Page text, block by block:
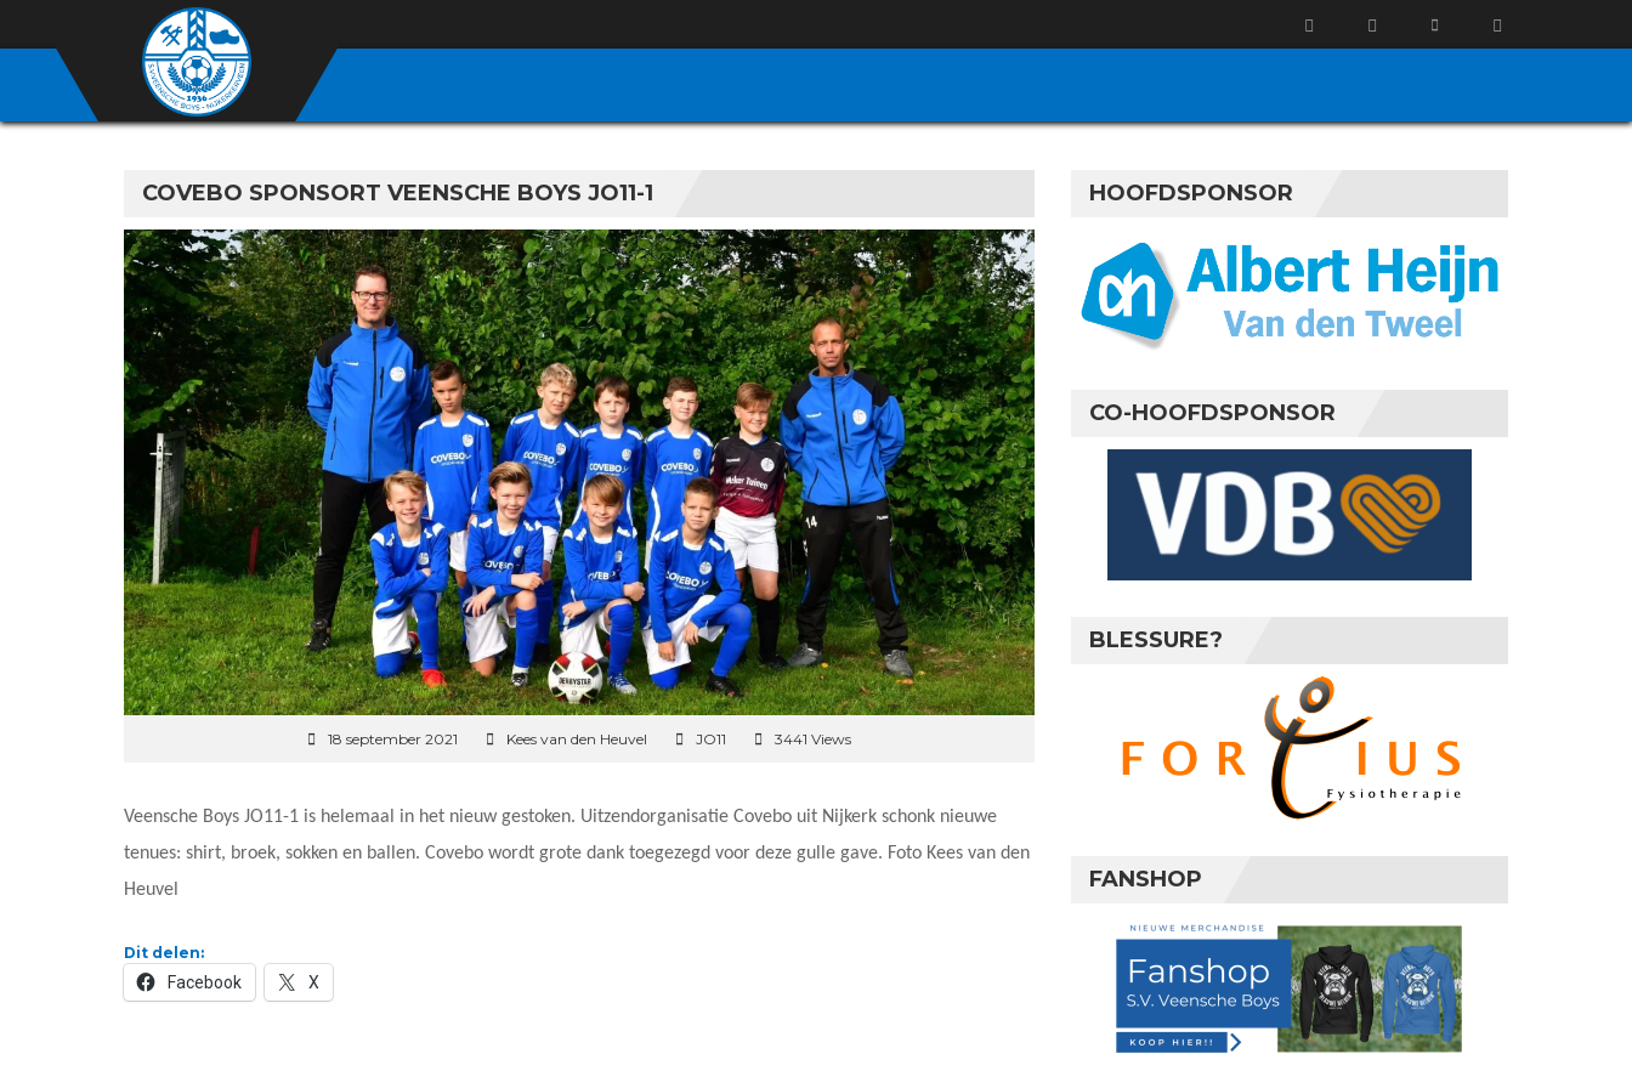
COVEBO SPONSORT VEENSCHE BOYS JO11-1
18 september 2021 Kees van den Heuvel JO11 3441 Views
Veensche Boys JO11-1 is helemaal in het nieuw gestoken. Uitzendorganisatie Covebo uit Nijkerk schonk nieuwe
tenues: shirt, broek, sokken en ballen. Covebo wordt grote dank toegezegd voor deze gulle gave. Foto Kees van den
Heuvel
Dit delen:
Facebook X
HOOFDSPONSOR
CO-HOOFDSPONSOR
BLESSURE?
FANSHOP